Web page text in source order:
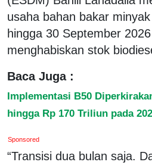
usaha bahan bakar
hingga 30 September
menghabiskan stok
Baca Juga :
Implementasi B50
hingga Rp 170 Triliun pada
Sponsored
“Transisi dua bulan saja.